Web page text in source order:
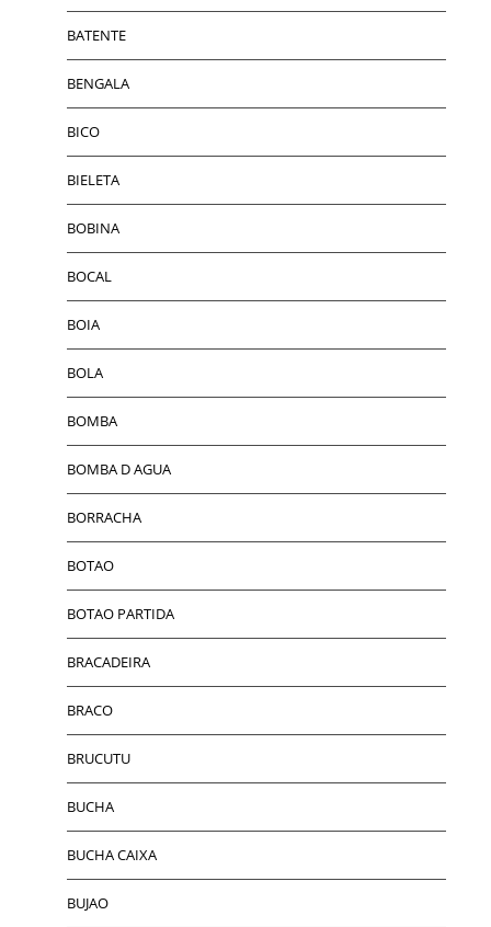
BATENTE
BENGALA
BICO
BIELETA
BOBINA
BOCAL
BOIA
BOLA
BOMBA
BOMBA D AGUA
BORRACHA
BOTAO
BOTAO PARTIDA
BRACADEIRA
BRACO
BRUCUTU
BUCHA
BUCHA CAIXA
BUJAO